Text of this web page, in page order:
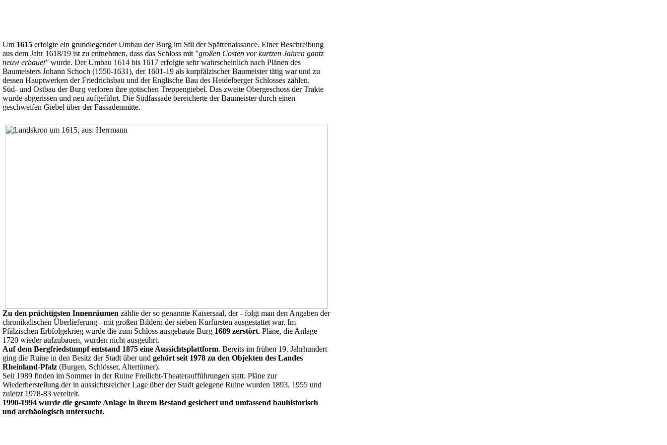
Um 1615 erfolgte ein grundlegender Umbau der Burg im Stil der Spätrenaissance. Einer Beschreibung
aus dem Jahr 1618/19 ist zu entnehmen, dass das Schloss mit "großen Costen vor kurtzen Jahren gantz
neuw erbauet" wurde. Der Umbau 1614 bis 1617 erfolgte sehr wahrscheinlich nach Plänen des
Baumeisters Johann Schoch (1550-1631), der 1601-19 als kurpfälzischer Baumeister tätig war und zu
dessen Hauptwerken der Friedrichsbau und der Englische Bau des Heidelberger Schlosses zählen.
Süd- und Ostbau der Burg verloren ihre gotischen Treppengiebel. Das zweite Obergeschoss der Trakte
wurde abgerissen und neu aufgeführt. Die Südfassade bereicherte der Baumeister durch einen
geschweifen Giebel über der Fassadenmitte.
Zu den prächtigsten Innenräumen zählte der so genannte Kaisersaal, der - folgt man den Angaben der
chronikalischen Überlieferung - mit großen Bildern der sieben Kurfürsten ausgestattet war. Im
Pfälzischen Erbfolgekrieg wurde die zum Schloss ausgebaute Burg 1689 zerstört. Pläne, die Anlage
1720 wieder aufzubauen, wurden nicht ausgeührt.
Auf dem Bergfriedstumpf entstand 1875 eine Aussichtsplattform. Bereits im frühen 19. Jahrhundert
ging die Ruine in den Besitz der Stadt über und gehört seit 1978 zu den Objekten des Landes
Rheinland-Pfalz (Burgen, Schlösser, Altertümer).
Seit 1989 finden im Sommer in der Ruine Freilicht-Theateraufführungen statt. Pläne zur
Wiederherstellung der in aussichtsreicher Lage über der Stadt gelegene Ruine wurden 1893, 1955 und
zuletzt 1978-83 vereitelt.
1990-1994 wurde die gesamte Anlage in ihrem Bestand gesichert und umfassend bauhistorisch
und archäologisch untersucht.